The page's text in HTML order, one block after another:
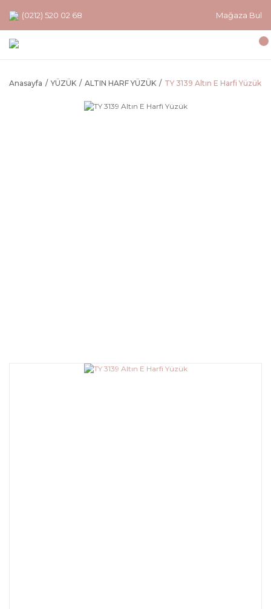
(0212) 520 02 68 Mağaza Bul
Anasayfa YÜZÜK ALTIN HARF YÜZÜK TY 3139 Altın E Harfi Yüzük